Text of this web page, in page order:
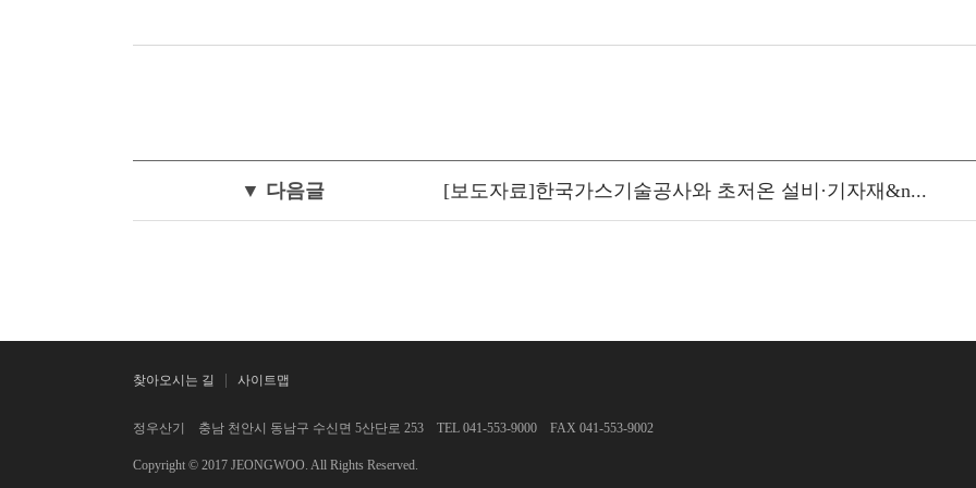
▼ 다음글 [보도자료]한국가스기술공사와 초저온 설비·기자재&n...
찾아오시는 길 사이트맵
정우산기 충남 천안시 동남구 수신면 5산단로 253 TEL 041-553-9000 FAX 041-553-9002
Copyright © 2017 JEONGWOO. All Rights Reserved.